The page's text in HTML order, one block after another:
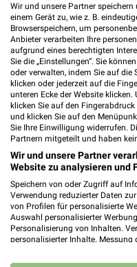
501,54 km •
Woolworth
Untere
85354 Freising
Heute 09:00
472,79 km
Tchibo Filiale
80802
Heute 09:00
501,54 km •
Wir und unsere Partner
einem Gerät zu, wie z. B.
Browserspeichern, um
Anbieter verarbeiten Ihre
aufgrund eines berechtigten
Sie die „Einstellungen“. Sie
oder verwalten, indem Sie auf die
klicken oder jederzeit auf die
unteren Ecke der Website
klicken Sie auf den
und klicken Sie auf den
Sie Ihre Einwilligung widerrufen.
Partnern mitgeteilt und haben
Wir und unsere Partner
Website zu analysieren und
Speichern von oder Zugriff auf
Verwendung reduzierter Daten
von Profilen für personalisierte
Auswahl personalisierter
Personalisierung von Inhalten.
personalisierter Inhalte. Messung
Kombinationen von Daten aus